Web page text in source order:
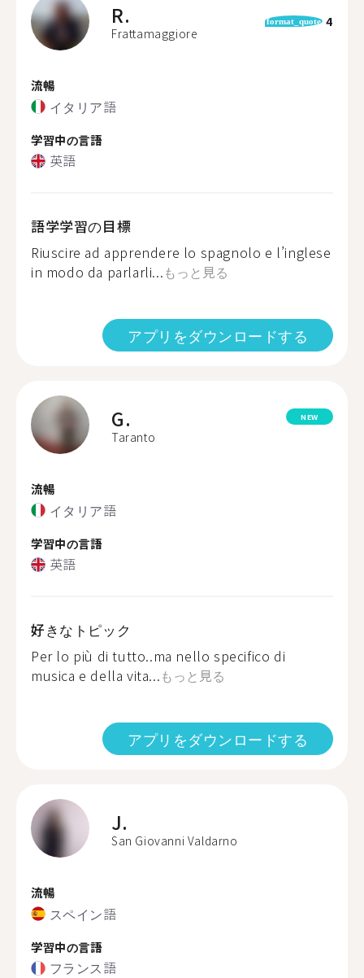
R.
Frattamaggiore
format_quote 4
流暢
イタリア語
学習中の言語
英語
語学学習の目標
Riuscire ad apprendere lo spagnolo e l’inglese
in modo da parlarli...もっと見る
アプリをダウンロードする
G.
Taranto
NEW
流暢
イタリア語
学習中の言語
英語
好きなトピック
Per lo più di tutto..ma nello specifico di
musica e della vita...もっと見る
アプリをダウンロードする
J.
San Giovanni Valdarno
流暢
スペイン語
学習中の言語
フランス語